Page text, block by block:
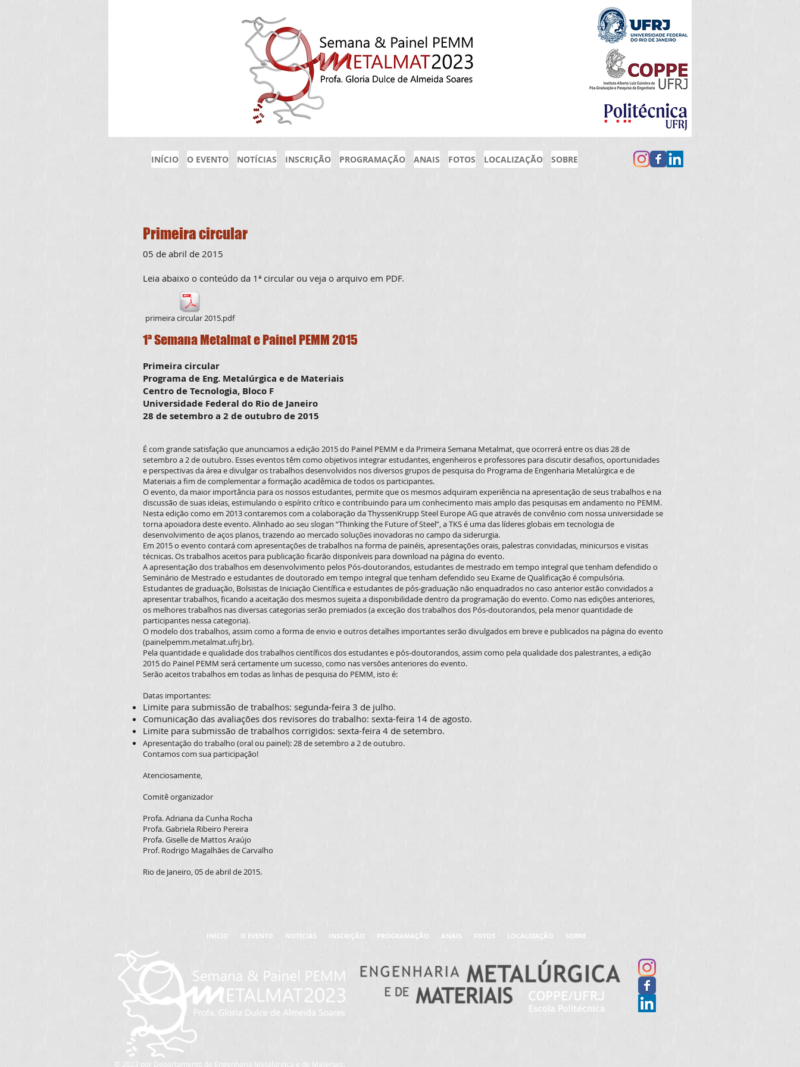
INÍCIO O EVENTO NOTÍCIAS INSCRIÇÃO PROGRAMAÇÃO ANAIS FOTOS LOCALIZAÇÃO SOBRE
Primeira circular
05 de abril de 2015
Leia abaixo o conteúdo da 1ª circular ou veja o arquivo em PDF.
1ª Semana Metalmat e Painel PEMM 2015
Primeira circular
Programa de Eng. Metalúrgica e de Materiais
Centro de Tecnologia, Bloco F
Universidade Federal do Rio de Janeiro
28 de setembro a 2 de outubro de 2015
É com grande satisfação que anunciamos a edição 2015 do Painel PEMM e da Primeira Semana Metalmat, que ocorrerá entre os dias 28 de
setembro a 2 de outubro. Esses eventos têm como objetivos integrar estudantes, engenheiros e professores para discutir desafios, oportunidades
e perspectivas da área e divulgar os trabalhos desenvolvidos nos diversos grupos de pesquisa do Programa de Engenharia Metalúrgica e de
Materiais a fim de complementar a formação acadêmica de todos os participantes.
O evento, da maior importância para os nossos estudantes, permite que os mesmos adquiram experiência na apresentação de seus trabalhos e na
discussão de suas ideias, estimulando o espírito crítico e contribuindo para um conhecimento mais amplo das pesquisas em andamento no PEMM.
Nesta edição como em 2013 contaremos com a colaboração da ThyssenKrupp Steel Europe AG que através de convênio com nossa universidade se
torna apoiadora deste evento. Alinhado ao seu slogan “Thinking the Future of Steel”, a TKS é uma das líderes globais em tecnologia de
desenvolvimento de aços planos, trazendo ao mercado soluções inovadoras no campo da siderurgia.
Em 2015 o evento contará com apresentações de trabalhos na forma de painéis, apresentações orais, palestras convidadas, minicursos e visitas
técnicas. Os trabalhos aceitos para publicação ficarão disponíveis para download na página do evento.
A apresentação dos trabalhos em desenvolvimento pelos Pós-doutorandos, estudantes de mestrado em tempo integral que tenham defendido o
Seminário de Mestrado e estudantes de doutorado em tempo integral que tenham defendido seu Exame de Qualificação é compulsória.
Estudantes de graduação, Bolsistas de Iniciação Científica e estudantes de pós-graduação não enquadrados no caso anterior estão convidados a
apresentar trabalhos, ficando a aceitação dos mesmos sujeita a disponibilidade dentro da programação do evento. Como nas edições anteriores,
os melhores trabalhos nas diversas categorias serão premiados (a exceção dos trabalhos dos Pós-doutorandos, pela menor quantidade de
participantes nessa categoria).
O modelo dos trabalhos, assim como a forma de envio e outros detalhes importantes serão divulgados em breve e publicados na página do evento
(painelpemm.metalmat.ufrj.br).
Pela quantidade e qualidade dos trabalhos científicos dos estudantes e pós-doutorandos, assim como pela qualidade dos palestrantes, a edição
2015 do Painel PEMM será certamente um sucesso, como nas versões anteriores do evento.
Serão aceitos trabalhos em todas as linhas de pesquisa do PEMM, isto é:
Datas importantes:
Limite para submissão de trabalhos: segunda-feira 3 de julho.
Comunicação das avaliações dos revisores do trabalho: sexta-feira 14 de agosto.
Limite para submissão de trabalhos corrigidos: sexta-feira 4 de setembro.
Apresentação do trabalho (oral ou painel): 28 de setembro a 2 de outubro.
Contamos com sua participação!
Atenciosamente,
Comitê organizador
Profa. Adriana da Cunha Rocha
Profa. Gabriela Ribeiro Pereira
Profa. Giselle de Mattos Araújo
Prof. Rodrigo Magalhães de Carvalho
Rio de Janeiro, 05 de abril de 2015.
primeira circular 2015.pdf
INÍCIO O EVENTO NOTÍCIAS INSCRIÇÃO PROGRAMAÇÃO ANAIS FOTOS LOCALIZAÇÃO SOBRE
© 2023 por Departamento de Engenharia Metalúrgica e de Materiais.